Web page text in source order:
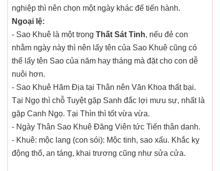
nghiệp thì nên chọn một ngày khác để tiến hành.
Ngoại lệ:
- Sao Khuê là một trong Thất Sát Tinh, nếu đẻ con
nhằm ngày này thì nên lấy tên của Sao Khuê cũng có
thể lấy tên Sao của năm hay tháng mà đặt cho con dễ
nuôi hơn.
- Sao Khuê Hãm Địa tại Thân nên Văn Khoa thất bại.
Tại Ngọ thì chỗ Tuyệt gặp Sanh đắc lợi mưu sự, nhất là
gặp Canh Ngọ. Tại Thìn thì tốt vừa vừa.
- Ngày Thân Sao Khuê Đăng Viên tức Tiến thân danh.
- Khuê: mộc lang (con sói): Mộc tinh, sao xấu. Khắc kỵ
động thổ, an táng, khai trương cũng như sửa cửa.